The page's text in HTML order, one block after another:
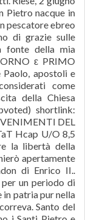
Pietro nacque in
pescatore ebreo
di grazie sulle
fonte della mia
ԑ PRIMO
apostoli e
come
della Chiesa
shortlink:
DEL
Hcap U/O 8,5
la libertà della
apertamente
di Enrico II..
un periodo di
in patria pur nella
Santo del